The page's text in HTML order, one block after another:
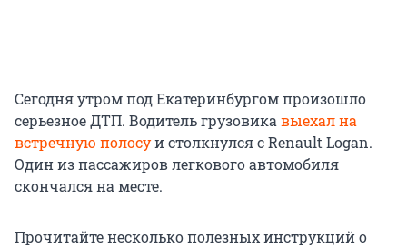
Сегодня утром под Екатеринбургом произошло
серьезное ДТП. Водитель грузовикавыехал на
встречную полосуи столкнулся с Renault Logan.
Один из пассажиров легкового автомобиля
скончался на месте.
Прочитайте несколько полезных инструкций о